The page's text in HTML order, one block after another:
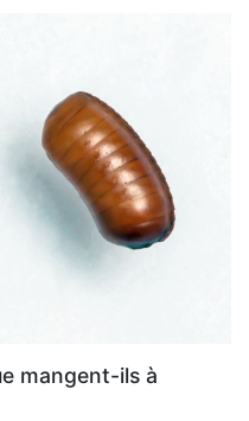
mangent-ils à